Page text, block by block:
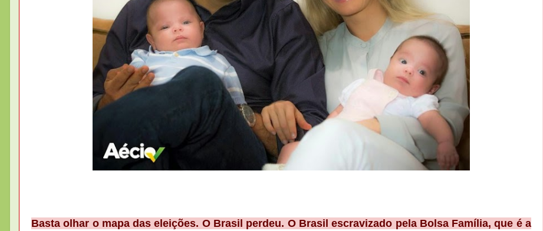
Basta olhar o mapa das eleições. O Brasil perdeu. O Brasil escravizado pela Bolsa Família, que é a